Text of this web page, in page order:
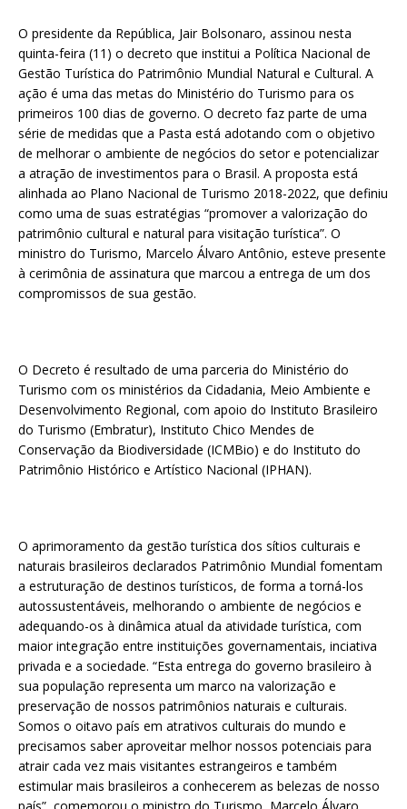
O presidente da República, Jair Bolsonaro, assinou nesta
quinta-feira (11) o decreto que institui a Política Nacional de
Gestão Turística do Patrimônio Mundial Natural e Cultural. A
ação é uma das metas do Ministério do Turismo para os
primeiros 100 dias de governo. O decreto faz parte de uma
série de medidas que a Pasta está adotando com o objetivo
de melhorar o ambiente de negócios do setor e potencializar
a atração de investimentos para o Brasil. A proposta está
alinhada ao Plano Nacional de Turismo 2018-2022, que definiu
como uma de suas estratégias “promover a valorização do
patrimônio cultural e natural para visitação turística”. O
ministro do Turismo, Marcelo Álvaro Antônio, esteve presente
à cerimônia de assinatura que marcou a entrega de um dos
compromissos de sua gestão.
O Decreto é resultado de uma parceria do Ministério do
Turismo com os ministérios da Cidadania, Meio Ambiente e
Desenvolvimento Regional, com apoio do Instituto Brasileiro
do Turismo (Embratur), Instituto Chico Mendes de
Conservação da Biodiversidade (ICMBio) e do Instituto do
Patrimônio Histórico e Artístico Nacional (IPHAN).
O aprimoramento da gestão turística dos sítios culturais e
naturais brasileiros declarados Patrimônio Mundial fomentam
a estruturação de destinos turísticos, de forma a torná-los
autossustentáveis, melhorando o ambiente de negócios e
adequando-os à dinâmica atual da atividade turística, com
maior integração entre instituições governamentais, inciativa
privada e a sociedade. “Esta entrega do governo brasileiro à
sua população representa um marco na valorização e
preservação de nossos patrimônios naturais e culturais.
Somos o oitavo país em atrativos culturais do mundo e
precisamos saber aproveitar melhor nossos potenciais para
atrair cada vez mais visitantes estrangeiros e também
estimular mais brasileiros a conhecerem as belezas de nosso